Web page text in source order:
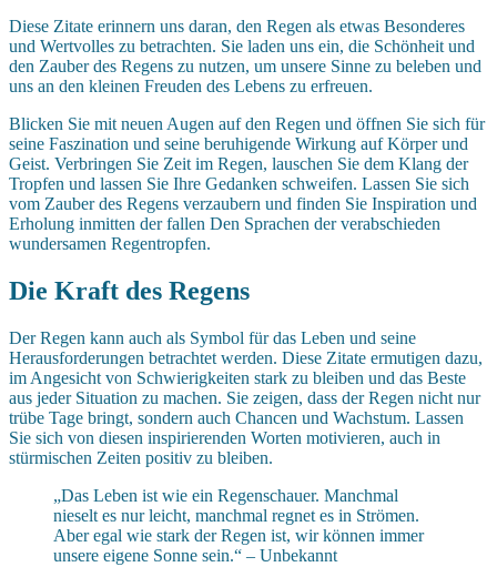
Diese Zitate erinnern uns daran, den Regen als etwas Besonderes
und Wertvolles zu betrachten. Sie laden uns ein, die Schönheit und
den Zauber des Regens zu nutzen, um unsere Sinne zu beleben und
uns an den kleinen Freuden des Lebens zu erfreuen.
Blicken Sie mit neuen Augen auf den Regen und öffnen Sie sich für
seine Faszination und seine beruhigende Wirkung auf Körper und
Geist. Verbringen Sie Zeit im Regen, lauschen Sie dem Klang der
Tropfen und lassen Sie Ihre Gedanken schweifen. Lassen Sie sich
vom Zauber des Regens verzaubern und finden Sie Inspiration und
Erholung inmitten der fallen Den Sprachen der verabschieden
wundersamen Regentropfen.
Die Kraft des Regens
Der Regen kann auch als Symbol für das Leben und seine
Herausforderungen betrachtet werden. Diese Zitate ermutigen dazu,
im Angesicht von Schwierigkeiten stark zu bleiben und das Beste
aus jeder Situation zu machen. Sie zeigen, dass der Regen nicht nur
trübe Tage bringt, sondern auch Chancen und Wachstum. Lassen
Sie sich von diesen inspirierenden Worten motivieren, auch in
stürmischen Zeiten positiv zu bleiben.
„Das Leben ist wie ein Regenschauer. Manchmal
nieselt es nur leicht, manchmal regnet es in Strömen.
Aber egal wie stark der Regen ist, wir können immer
unsere eigene Sonne sein.“ – Unbekannt